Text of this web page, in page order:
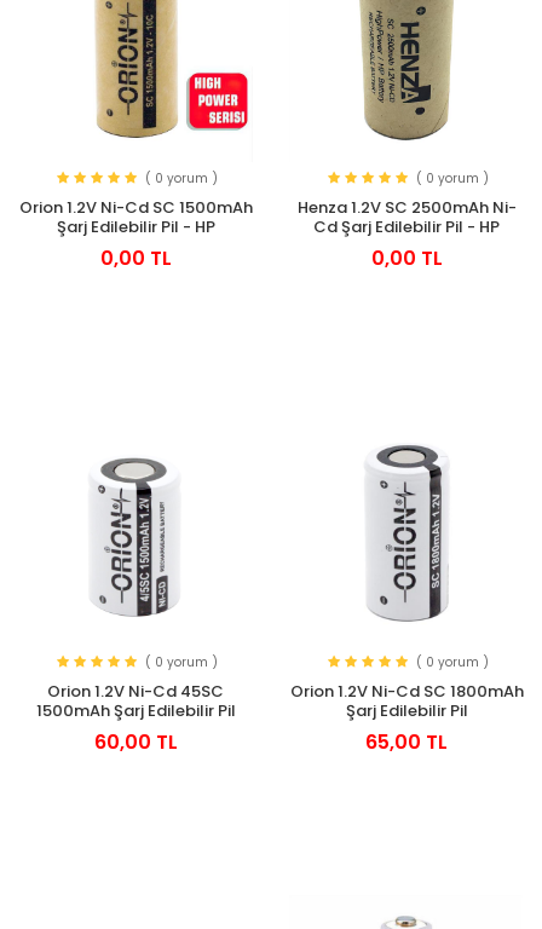
( 0 yorum )
Orion 1.2V Ni-Cd SC 1500mAh
Şarj Edilebilir Pil - HP
0,00 TL
( 0 yorum )
Henza 1.2V SC 2500mAh Ni-
Cd Şarj Edilebilir Pil - HP
0,00 TL
( 0 yorum )
Orion 1.2V Ni-Cd 45SC
1500mAh Şarj Edilebilir Pil
60,00 TL
( 0 yorum )
Orion 1.2V Ni-Cd SC 1800mAh
Şarj Edilebilir Pil
65,00 TL